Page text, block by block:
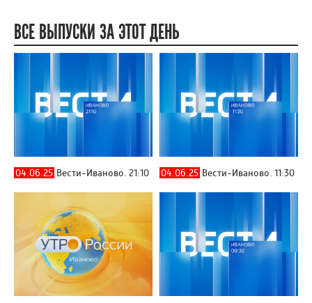
ВСЕ ВЫПУСКИ ЗА ЭТОТ ДЕНЬ
04.06.25 Вести-Иваново. 21:10 04.06.25 Вести-Иваново. 11:30